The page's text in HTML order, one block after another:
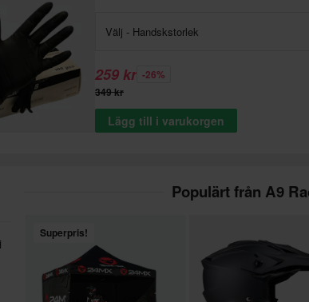
Välj - Handskstorlek
259 kr -26%
349 kr
Lägg till i varukorgen
Populärt från A9
Superpris!